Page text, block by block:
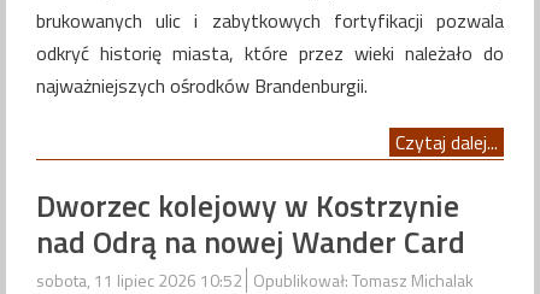
brukowanych ulic i zabytkowych fortyfikacji pozwala
odkryć historię miasta, które przez wieki należało do
najważniejszych ośrodków Brandenburgii.
Czytaj dalej...
Dworzec kolejowy w Kostrzynie
nad Odrą na nowej Wander Card
sobota, 11 lipiec 2026 10:52 Opublikował: Tomasz Michalak